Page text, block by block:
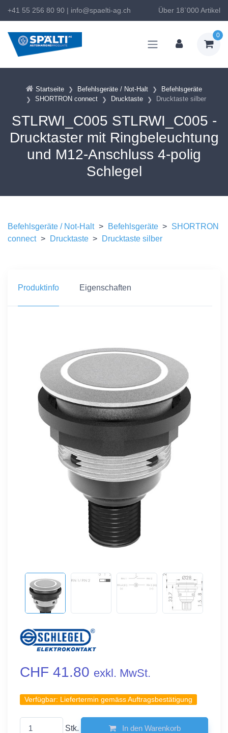
+41 55 256 80 90 | info@spaelti-ag.ch Über 18`000 Artikel
0
Startseite Befehlsgeräte / Not-Halt
Befehlsgeräte
SHORTRON connect
Drucktaste Drucktaste silber
STLRWI_C005 STLRWI_C005 -
Drucktaster mit Ringbeleuchtung
und M12-Anschluss 4-polig
Schlegel
Befehlsgeräte / Not-Halt > Befehlsgeräte > SHORTRON
connect > Drucktaste > Drucktaste silber
Produktinfo Eigenschaften
CHF 41.80 exkl. MwSt.
Verfügbar: Liefertermin gemäss Auftragsbestätigung
Stk. In den Warenkorb